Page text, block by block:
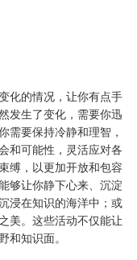
化的情况，让你有点手
发生了变化，需要你迅
需要保持冷静和理智，
和可能性，灵活应对各
缚，以更加开放和包容
够让你静下心来、沉淀
浸在知识的海洋中；或
美。这些活动不仅能让
和知识面。